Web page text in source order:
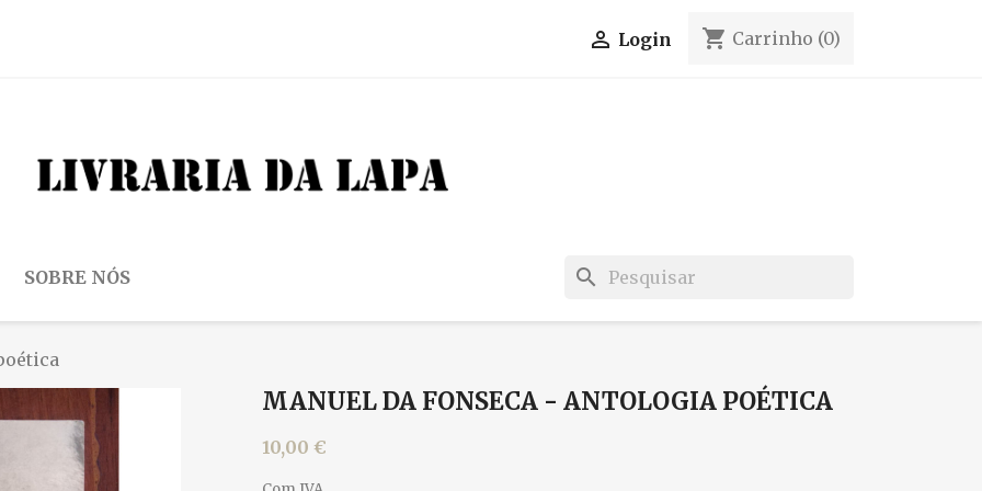
 Login shopping_cart Carrinho (0)
SOBRE NÓS search
MANUEL DA FONSECA - ANTOLOGIA POÉTICA
10,00 €